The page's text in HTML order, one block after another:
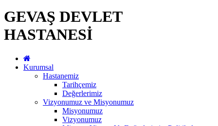
GEVAŞ DEVLET
HASTANESİ
Kurumsal
Hastanemiz
Tarihçemiz
Değerlerimiz
Vizyonumuz ve Misyonumuz
Misyonumuz
Vizyonumuz